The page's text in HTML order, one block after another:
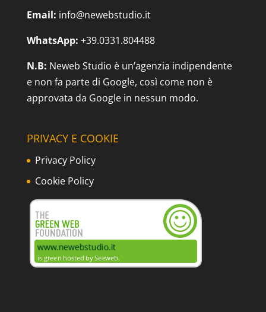
Email: info@newebstudio.it
WhatsApp: +39.0331.804488
N.B: Neweb Studio è un’agenzia indipendente
e non fa parte di Google, così come non è
approvata da Google in nessun modo.
PRIVACY E COOKIE
Privacy Policy
Cookie Policy